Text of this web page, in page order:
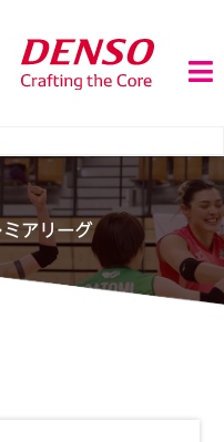
アリーグ